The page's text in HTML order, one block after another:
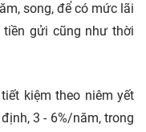
song, để có mức lãi
tiền gửi cũng như thời
kiệm theo niêm yết
3 - 6%/năm, trong